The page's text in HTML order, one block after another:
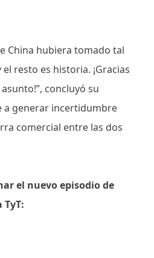
China hubiera tomado tal
resto es historia. ¡Gracias
concluyó su
a generar incertidumbre
comercial entre las dos
el nuevo episodio de